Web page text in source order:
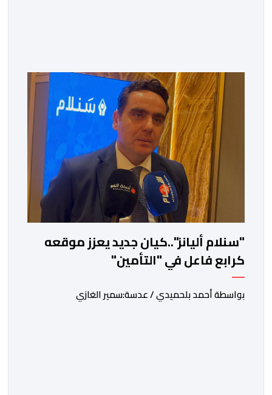
"سنلام أليانز"..كيان جديد يعزز موقعه
كرابع فاعل في "التأمين"
بواسطة أحمد بلحميدي / عدسة:سمير الغازي